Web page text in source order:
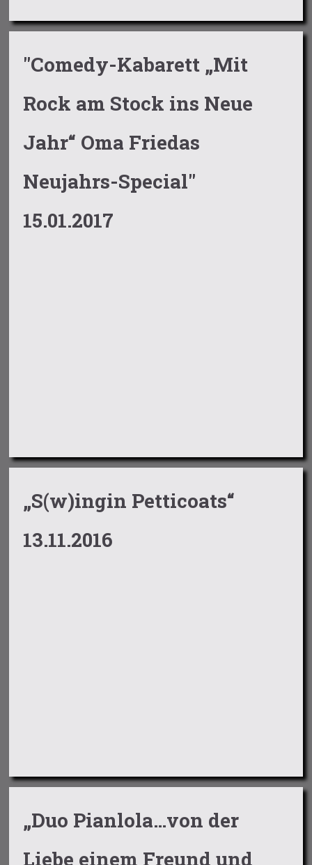
"Comedy-Kabarett „Mit
Rock am Stock ins Neue
Jahr“ Oma Friedas
Neujahrs-Special"
15.01.2017
„S(w)ingin Petticoats“
13.11.2016
„Duo Pianlola…von der
Liebe einem Freund und